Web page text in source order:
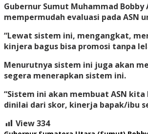
Gubernur Sumut Muhammad
mempermudah evaluasi pada
“Lewat sistem ini, mengangkat,
kinjera bagus bisa promosi tanpa
Menurutnya sistem ini juga akan
segera menerapkan sistem ini.
“Sistem ini akan membuat ASN
dinilai dari skor, kinerja bapak/ibu
View334